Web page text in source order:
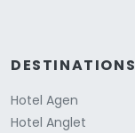
DESTINATIONS
Hotel Agen
Hotel Anglet